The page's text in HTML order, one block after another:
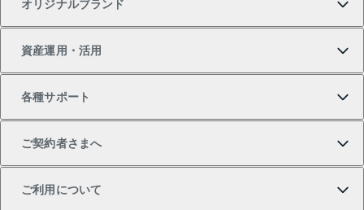
オリジナルブランド
一棟リノベーションマンション L`GENTE（ルジェン
テ）
投資用一棟レジデンスWELL SQUARE（ウェルスクエ
資産運用・活用
各種サポート
ご契約者さまへ
ご利用について